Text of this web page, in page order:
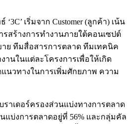
เริ่มจาก Customer (ลูกค้า) เน้น
รสร้างการทำงานภายใต้คอนเซปต์
าย ทีมสื่อสารการตลาด ทีมเทคนิค
านในแต่ละโครงการเพื่อให้เกิด
นวทางในการเพิ่มศักยภาพ ความ
าเดอร์ครองส่วนแบ่งทางการตลาด
แบ่งการตลาดอยู่ที่ 56% และกลุ่มคัล